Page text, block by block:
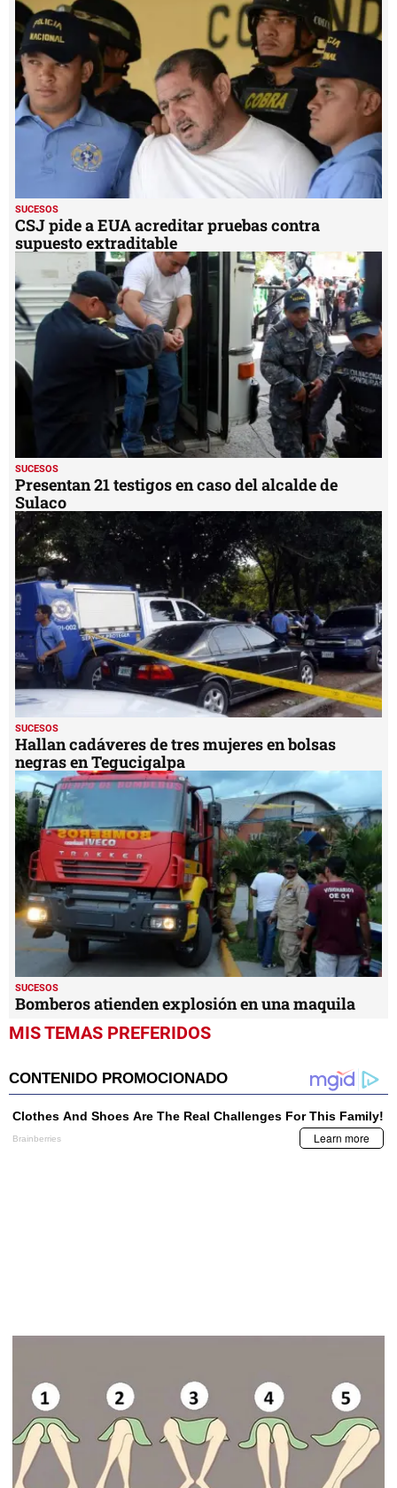
seconds
SUCESOS
CSJ pide a EUA acreditar pruebas contra
supuesto extraditable
SUCESOS
Presentan 21 testigos en caso del alcalde de
Sulaco
SUCESOS
Hallan cadáveres de tres mujeres en bolsas
negras en Tegucigalpa
SUCESOS
Bomberos atienden explosión en una maquila
MIS TEMAS PREFERIDOS